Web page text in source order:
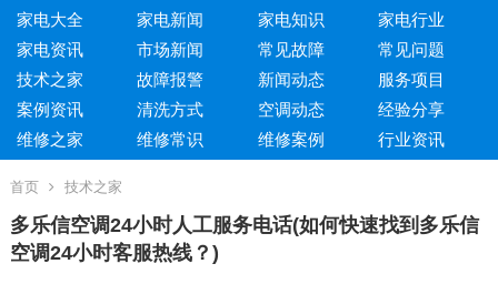
家电大全
家电新闻 家电知识
家电行业
家电资讯
市场新闻 常见故障
常见问题
技术之家
故障报警 新闻动态
服务项目
案例资讯
清洗方式 空调动态
经验分享
维修之家
维修常识 维修案例 行业资讯
首页 技术之家
多乐信空调24小时人工服务电话(如何快速找到多乐信
空调24小时客服热线？)